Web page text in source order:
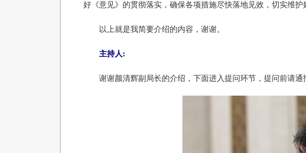
好《意见》的贯彻落实，确保各项措施尽快落地见效，切实维护
以上就是我简要介绍的内容，谢谢。
主持人:
谢谢颜清辉副局长的介绍，下面进入提问环节，提问前请通